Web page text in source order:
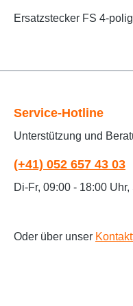
Ersatzstecker FS 4-
Service-Hotline
Unterstützung und
(+41) 052 657 43 03
Di-Fr, 09:00 - 18:00
Oder über unser